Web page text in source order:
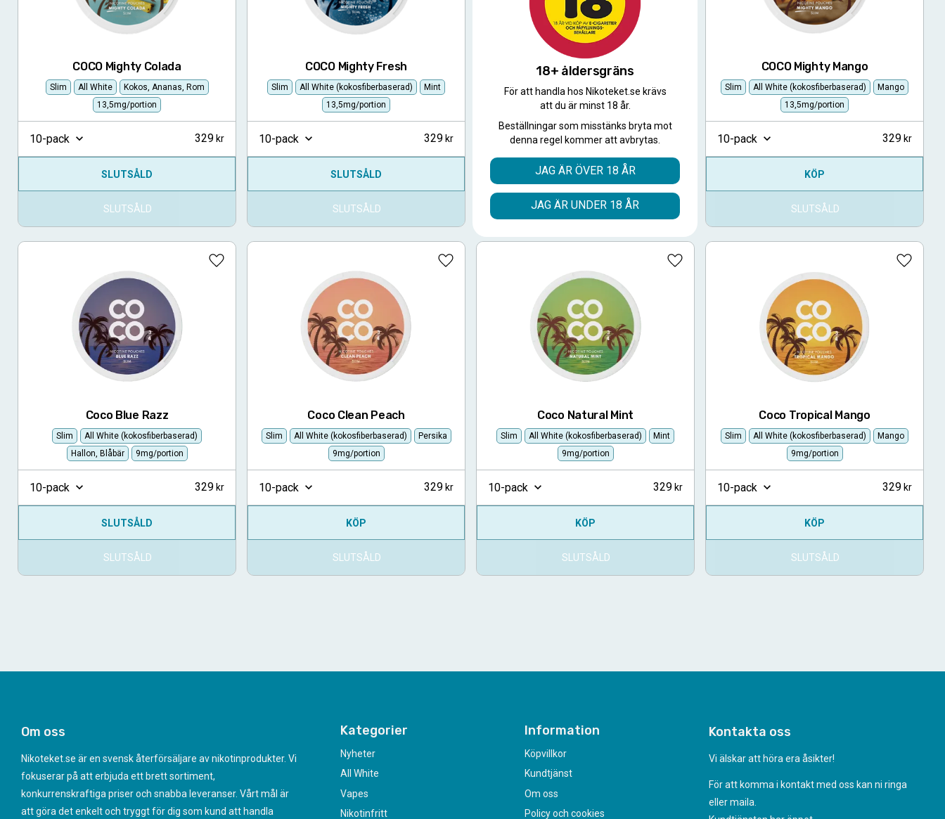
COCO Mighty Colada
Slim All White
Kokos, Ananas, Rom
13,5mg/portion
10-pack 329
SLUTSÅLD
SLUTSÅLD
COCO Mighty Fresh
Slim All White (kokosfiberbaserad)
Mint
13,5mg/portion
10-pack 329
SLUTSÅLD
SLUTSÅLD
COCO Mighty Lemonade
Slim All White (kokosfiberbaserat)
Lemonad
13,5mg/portion
10-pack 329
SLUTSÅLD
SLUTSÅLD
COCO Mighty Mango
Slim All White (kokosfiberbaserad)
Mango
13,5mg/portion
10-pack 329
KÖP
SLUTSÅLD
Coco Blue Razz
Slim
All White (kokosfiberbaserad)
Hallon, Blåbär
9mg/portion
Lägg till i favoriter
10-pack 329
SLUTSÅLD
SLUTSÅLD
Coco Clean Peach
Slim All White (kokosfiberbaserad)
Persika
9mg/portion
Lägg till i favoriter
10-pack 329
KÖP
SLUTSÅLD
Coco Natural Mint
Slim All White (kokosfiberbaserad)
Mint
9mg/portion
Lägg till i favoriter
10-pack 329
KÖP
SLUTSÅLD
Coco Tropical Mango
Slim All White (kokosfiberbaserad)
Mango
9mg/portion
Lägg
10-pack 329
KÖP
SLUTSÅLD
Om oss
Nikoteket.se är en svensk återförsäljare av nikotinprodukter. Vi
fokuserar på att erbjuda ett brett sortiment,
konkurrenskraftiga priser och snabba leveranser. Vårt mål är
att göra det enkelt och tryggt för dig som kund att handla
Kategorier
Nyheter
All White
Vapes
Nikotinfritt
Information
Köpvillkor
Kundtjänst
Om oss
Policy och cookies
Kontakta oss
Vi älskar att höra era åsikter!
För att komma i kontakt med oss kan ni ringa
eller maila.
18+ åldersgräns
För att handla hos Nikoteket.se krävs
att du är minst 18 år.
Beställningar som misstänks bryta mot
denna regel kommer att avbrytas.
JAG ÄR ÖVER 18 ÅR
JAG ÄR UNDER 18 ÅR